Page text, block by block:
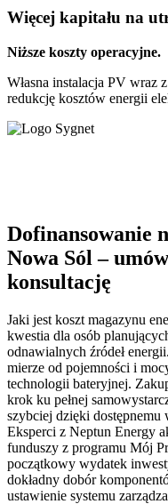
Więcej kapitału na
Niższe koszty operacyjne.
Własna instalacja PV wraz
redukcję kosztów energii
Dofinansowanie
Nowa Sól –
konsultację
Jaki jest koszt magazynu
kwestia dla osób
odnawialnych źródeł
mierze od pojemności i
technologii bateryjnej.
krok ku pełnej
szybciej dzięki
Eksperci z Neptun Energy
funduszy z programu Mój
początkowy wydatek
dokładny dobór
ustawienie systemu